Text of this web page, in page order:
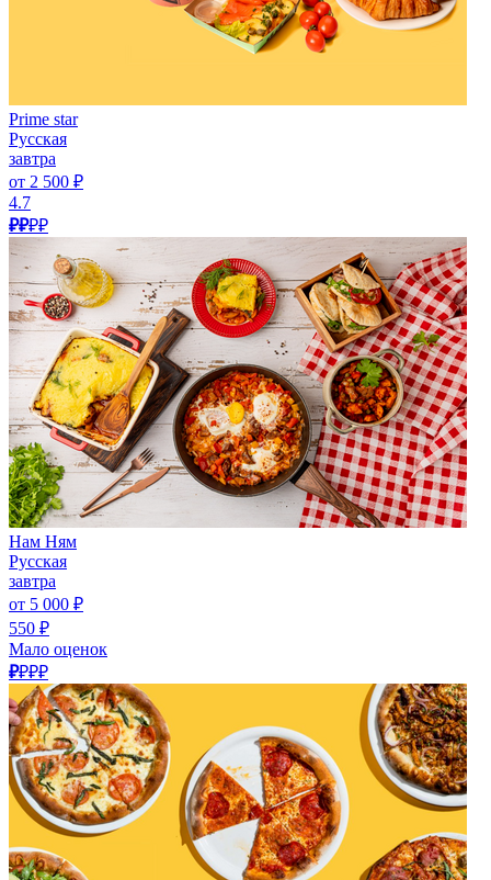
Prime star
Русская
завтра
от 2 500 ₽
4.7
₽₽₽₽
Нам Ням
Русская
завтра
от 5 000 ₽
550 ₽
Мало оценок
₽₽₽₽